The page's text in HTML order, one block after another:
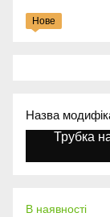
Нове
Назва
Трубка
В наявності